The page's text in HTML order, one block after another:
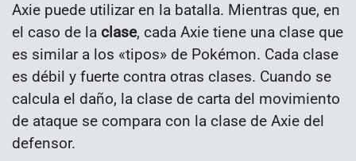
Axie puede utilizar en la batalla. Mientras que, en
el caso de la clase, cada Axie tiene una clase que
es similar a los «tipos» de Pokémon. Cada clase
es débil y fuerte contra otras clases. Cuando se
calcula el daño, la clase de carta del movimiento
de ataque se compara con la clase de Axie del
defensor.